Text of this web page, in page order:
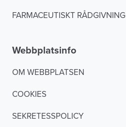
FARMACEUTISKT RÅDGIVNING
Webbplatsinfo
OM WEBBPLATSEN
COOKIES
SEKRETESSPOLICY